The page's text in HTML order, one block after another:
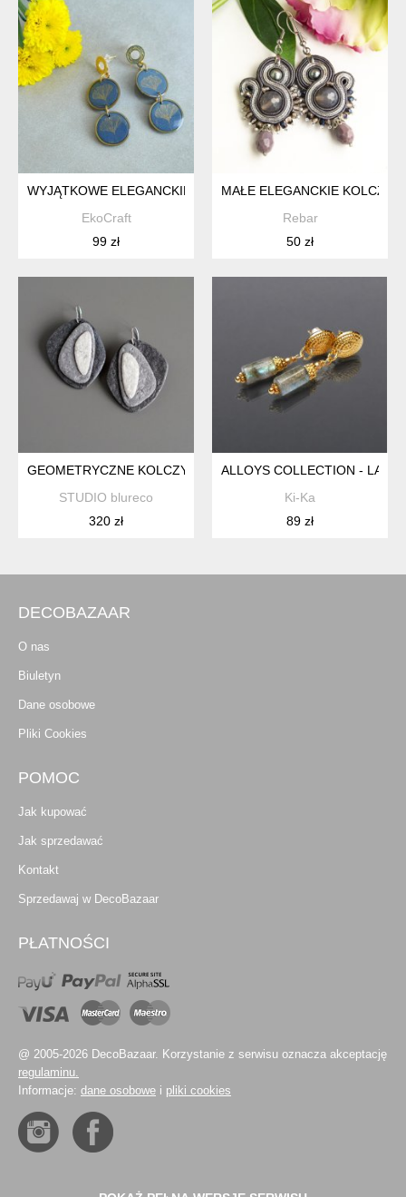
WYJĄTKOWE ELEGANCKIE KOLCZYKI Z GLINY
EkoCraft
99 zł
MAŁE ELEGANCKIE
Rebar
50 zł
GEOMETRYCZNE KOLCZYKI Z MASY PAPIEROWEJ
STUDIO blureco
320 zł
ALLOYS COLLECTION -
Ki-Ka
89 zł
DECOBAZAAR
O nas
Biuletyn
Dane osobowe
Pliki Cookies
POMOC
Jak kupować
Jak sprzedawać
Kontakt
Sprzedawaj w DecoBazaar
PŁATNOŚCI
@ 2005-2026 DecoBazaar. Korzystanie z serwisu oznacza akceptację
regulaminu.
Informacje: dane osobowe i pliki cookies